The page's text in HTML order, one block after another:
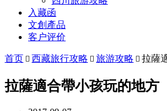
入藏函
文創產品
客户评价
首页  西藏旅行攻略  旅游攻略  拉薩
拉薩適合帶小孩玩的地方